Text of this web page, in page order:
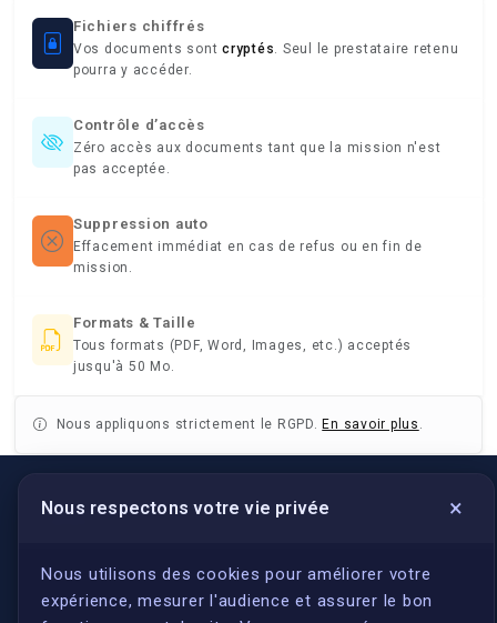
Fichiers chiffrés
Vos documents sont cryptés. Seul le prestataire retenu
pourra y accéder.
Contrôle d’accès
Zéro accès aux documents tant que la mission n'est
pas acceptée.
Suppression auto
Effacement immédiat en cas de refus ou en fin de
mission.
Formats & Taille
Tous formats (PDF, Word, Images, etc.) acceptés
jusqu'à 50 Mo.
Nous appliquons strictement le RGPD. En savoir plus .
Nous respectons votre vie privée ×
Nous utilisons des cookies pour améliorer votre
expérience, mesurer l'audience et assurer le bon
LIENS UTILES
S'inscrire
Qui sommes-nous ?